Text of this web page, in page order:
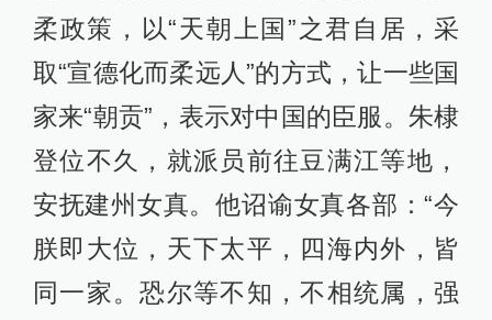
柔政策，以“天朝上国”之君自居，采
取“宣德化而柔远人”的方式，让一些国
家来“朝贡”，表示对中国的臣服。朱棣
登位不久，就派员前往豆满江等地，
安抚建州女真。他诏谕女真各部：“今
朕即大位，天下太平，四海内外，皆
同一家。恐尔等不知，不相统属，强